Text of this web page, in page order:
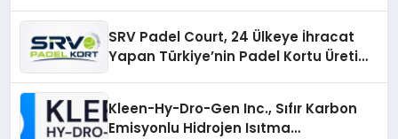
SRV Padel Court, 24 Ülkeye İhracat
Yapan Türkiye’nin Padel Kortu Üretim
Kleen-Hy-Dro-Gen Inc., Sıfır Karbon
Emisyonlu Hidrojen Isıtma